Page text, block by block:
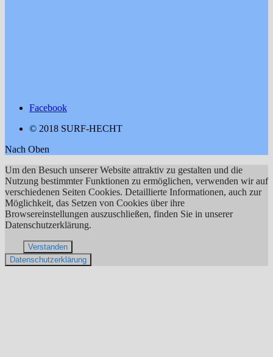
Facebook
© 2018 SURF-HECHT
Nach Oben
Um den Besuch unserer Website attraktiv zu gestalten und die
Nutzung bestimmter Funktionen zu ermöglichen, verwenden wir auf
verschiedenen Seiten Cookies. Detaillierte Informationen, auch zur
Möglichkeit, das Setzen von Cookies über ihre
Browsereinstellungen auszuschließen, finden Sie in unserer
Datenschutzerklärung.
Verstanden
Datenschutzerklärung